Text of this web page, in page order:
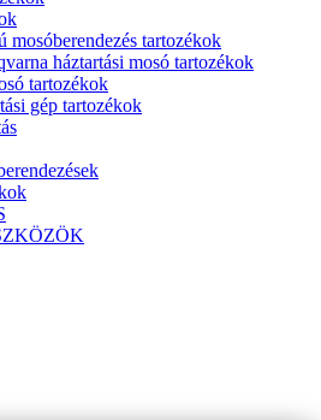
mosóberendezés tartozékok
háztartási mosó tartozékok
tartozékok
gép tartozékok